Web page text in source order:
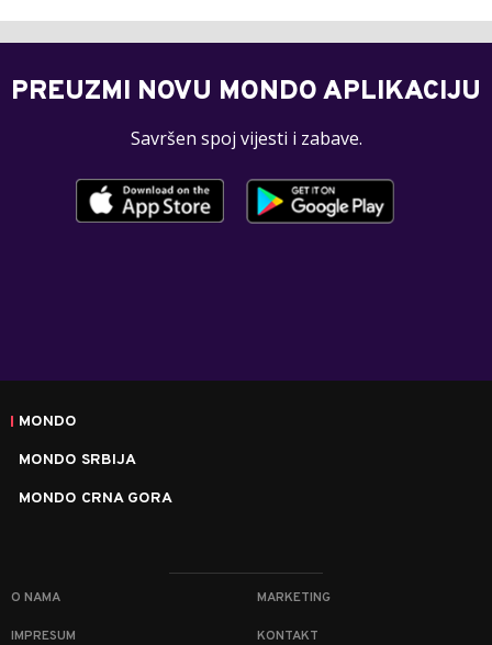
PREUZMI NOVU MONDO APLIKACIJU
Savršen spoj vijesti i zabave.
MONDO
MONDO SRBIJA
MONDO CRNA GORA
O NAMA MARKETING
IMPRESUM KONTAKT